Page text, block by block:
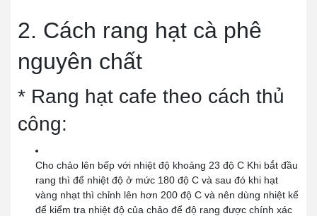
2. Cách rang hạt cà phê
nguyên chất
* Rang hạt cafe theo cách thủ
công:
Cho chảo lên bếp với nhiệt độ khoảng 23 độ C Khi bắt đầu
rang thì để nhiệt độ ở mức 180 độ C và sau đó khi hạt
vàng nhạt thì chỉnh lên hơn 200 độ C và nên dùng nhiệt kế
để kiểm tra nhiệt độ của chảo để độ rang được chính xác